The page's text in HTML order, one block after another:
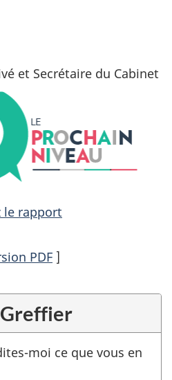
et Secrétaire du Cabinet
le rapport
PDF ]
moi ce que vous en